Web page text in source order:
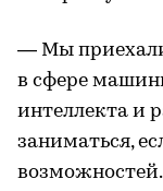
— Мы
в сфере
интеллекта и
заниматься,